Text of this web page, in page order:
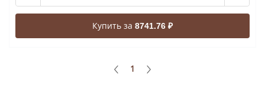
Купить за 8741.76 ₽
1